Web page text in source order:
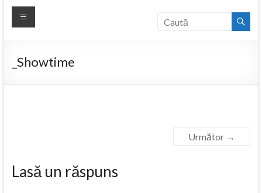
_Showtime
Următor →
Lasă un răspuns